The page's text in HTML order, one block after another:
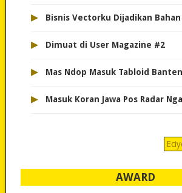
▸ Bisnis Vectorku Dijadikan
▸ Dimuat di User Magazine #2
▸ Mas Ndop Masuk Tabloid
▸ Masuk Koran Jawa Pos Radar
AWARD